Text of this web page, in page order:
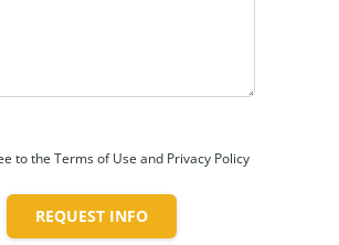
to the Terms of Use and Privacy Policy
REQUEST INFO